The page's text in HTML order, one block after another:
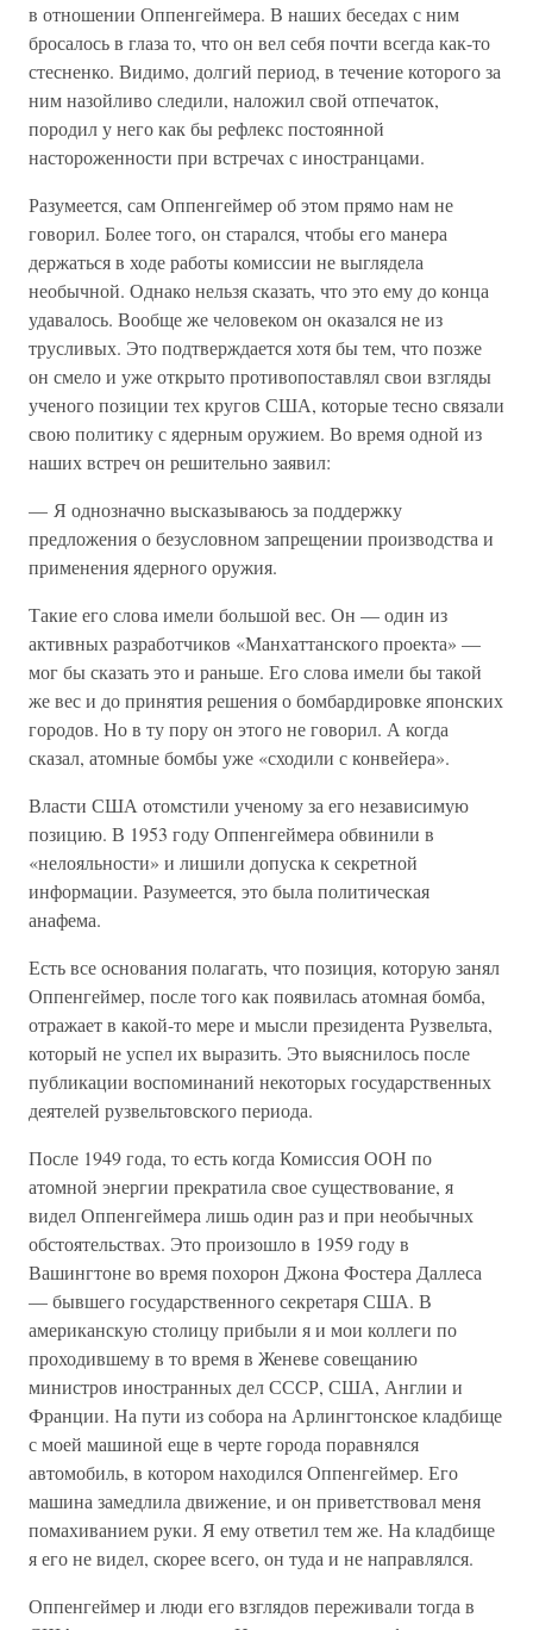
в отношении Оппенгеймера. В наших беседах с ним
бросалось в глаза то, что он вел себя почти всегда как-то
стесненко. Видимо, долгий период, в течение которого за
ним назойливо следили, наложил свой отпечаток,
породил у него как бы рефлекс постоянной
настороженности при встречах с иностранцами.
Разумеется, сам Оппенгеймер об этом прямо нам не
говорил. Более того, он старался, чтобы его манера
держаться в ходе работы комиссии не выглядела
необычной. Однако нельзя сказать, что это ему до конца
удавалось. Вообще же человеком он оказался не из
трусливых. Это подтверждается хотя бы тем, что позже
он смело и уже открыто противопоставлял свои взгляды
ученого позиции тех кругов США, которые тесно связали
свою политику с ядерным оружием. Во время одной из
наших встреч он решительно заявил:
— Я однозначно высказываюсь за поддержку
предложения о безусловном запрещении производства и
применения ядерного оружия.
Такие его слова имели большой вес. Он — один из
активных разработчиков «Манхаттанского проекта» —
мог бы сказать это и раньше. Его слова имели бы такой
же вес и до принятия решения о бомбардировке японских
городов. Но в ту пору он этого не говорил. А когда
сказал, атомные бомбы уже «сходили с конвейера».
Власти США отомстили ученому за его независимую
позицию. В 1953 году Оппенгеймера обвинили в
«нелояльности» и лишили допуска к секретной
информации. Разумеется, это была политическая
анафема.
Есть все основания полагать, что позиция, которую занял
Оппенгеймер, после того как появилась атомная бомба,
отражает в какой-то мере и мысли президента Рузвельта,
который не успел их выразить. Это выяснилось после
публикации воспоминаний некоторых государственных
деятелей рузвельтовского периода.
После 1949 года, то есть когда Комиссия ООН по
атомной энергии прекратила свое существование, я
видел Оппенгеймера лишь один раз и при необычных
обстоятельствах. Это произошло в 1959 году в
Вашингтоне во время похорон Джона Фостера Даллеса
— бывшего государственного секретаря США. В
американскую столицу прибыли я и мои коллеги по
проходившему в то время в Женеве совещанию
министров иностранных дел СССР, США, Англии и
Франции. На пути из собора на Арлингтонское кладбище
с моей машиной еще в черте города поравнялся
автомобиль, в котором находился Оппенгеймер. Его
машина замедлила движение, и он приветствовал меня
помахиванием руки. Я ему ответил тем же. На кладбище
я его не видел, скорее всего, он туда и не направлялся.
Оппенгеймер и люди его взглядов переживали тогда в